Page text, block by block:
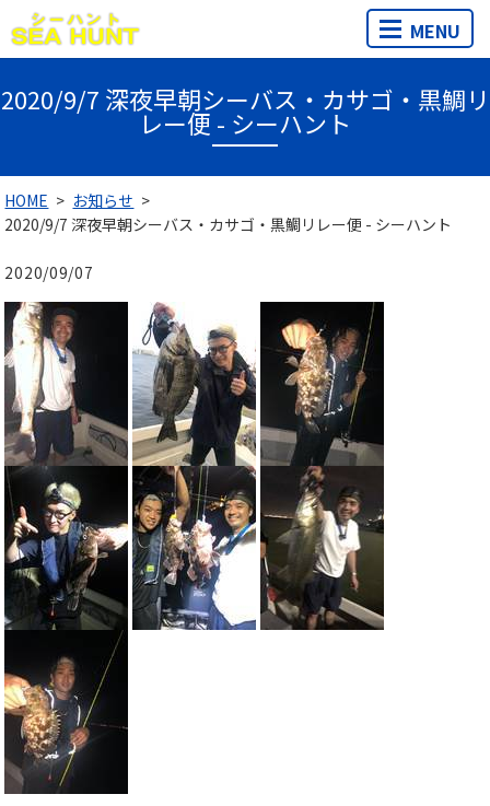
MENU
2020/9/7 深夜早朝シーバス・カサゴ・黒鯛リ
レー便 - シーハント
HOME
お知らせ
2020/9/7 深夜早朝シーバス・カサゴ・黒鯛リレー便 - シーハント
2020/09/07